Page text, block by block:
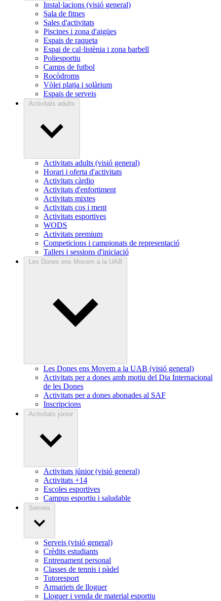
Instal·lacions (visió general)
Sala de fitnes
Sales d'activitats
Piscines i zona d'aigües
Espais de raqueta
Espai de cal·listènia i zona barbell
Poliesportiu
Camps de futbol
Rocòdroms
Vòlei platja i solàrium
Espais de serveis
Activitats adults
Activitats adults (visió general)
Horari i oferta d'activitats
Activitats càrdio
Activitats d'enfortiment
Activitats mixtes
Activitats cos i ment
Activitats esportives
WODS
Activitats premium
Competicions i campionats de representació
Tallers i sessions d'iniciació
Les Dones ens Movem a la UAB
Les Dones ens Movem a la UAB (visió general)
Activitats per a dones amb motiu del Dia Internacional
de les Dones
Activitats per a dones abonades al SAF
Inscripcions
Activitats júnior
Activitats júnior (visió general)
Activitats +14
Escoles esportives
Campus esportiu i saludable
Serveis
Serveis (visió general)
Crèdits estudiants
Entrenament personal
Classes de tennis i pàdel
Tutoresport
Armariets de lloguer
Lloguer i venda de material esportiu